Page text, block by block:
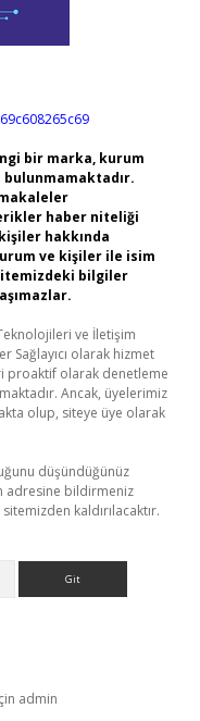
bir marka, kurum
bulunmamaktadır.
makaleler
haber niteliği
hakkında
ve kişiler ile isim
bilgiler
ve İletişim
Sağlayıcı olarak hizmet
proaktif olarak denetleme
Ancak, üyelerimiz
olup, siteye üye olarak
düşündüğünüz
adresine bildirmeniz
kaldırılacaktır.
admin